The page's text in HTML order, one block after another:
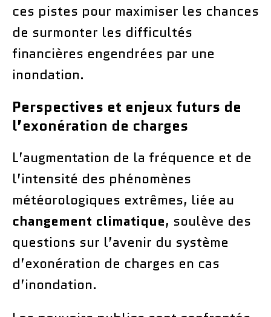
ces pistes pour maximiser les chances
de surmonter les difficultés
financières engendrées par une
inondation.
Perspectives et enjeux futurs de
l’exonération de charges
L’augmentation de la fréquence et de
l’intensité des phénomènes
météorologiques extrêmes, liée au
changement climatique, soulève des
questions sur l’avenir du système
d’exonération de charges en cas
d’inondation.